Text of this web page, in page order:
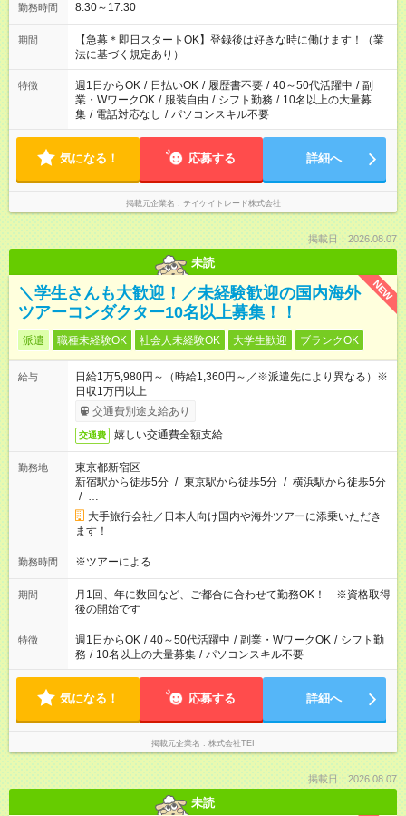
勤務時間 8:30～17:30
期間
【急募＊即日スタートOK】登録後は好きな時に働けます！（業
法に基づく規定あり）
特徴 週1日からOK / 日払いOK / 履歴書不要 / 40～50代活躍中 / 副
業・WワークOK / 服装自由 / シフト勤務 / 10名以上の大量募
集 / 電話対応なし / パソコンスキル不要
気になる！ 応募する 詳細へ
掲載元企業名 テイケイトレード株式会社
掲載日：2026.08.07
未読
NEW
＼学生さんも大歓迎！／未経験歓迎の国内海外
ツアーコンダクター10名以上募集！！
派遣 職種未経験OK 社会人未経験OK 大学生歓迎 ブランクOK
給与
日給1万5,980円～（時給1,360円～／※派遣先により異なる）※
日収1万円以上
交通費別途支給あり
交通費 嬉しい交通費全額支給
勤務地
東京都新宿区
新宿駅から徒歩5分 / 東京駅から徒歩5分 / 横浜駅から徒歩5分
/ …
大手旅行会社／日本人向け国内や海外ツアーに添乗いただき
ます！
勤務時間 ※ツアーによる
期間
月1回、年に数回など、ご都合に合わせて勤務OK！ ※資格取得
後の開始です
特徴 週1日からOK / 40～50代活躍中 / 副業・WワークOK / シフト勤
務 / 10名以上の大量募集 / パソコンスキル不要
気になる！ 応募する 詳細へ
掲載元企業名 株式会社TEI
掲載日：2026.08.07
未読